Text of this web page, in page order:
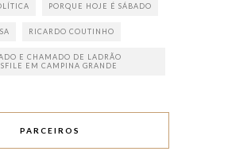
PORQUE HOJE É SÁBADO
RICARDO COUTINHO
E CHAMADO DE LADRÃO
EM CAMPINA GRANDE
PARCEIROS